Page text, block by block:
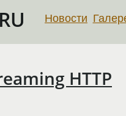
Новости
HTTP